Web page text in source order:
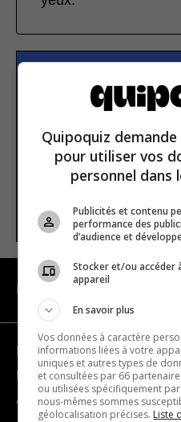
S’inscrire à la
E-mail
NAVIGATION
Devenir partenaire
Nous joindre
À propos
Quipoquiz
pour utiliser vos
personnel dans
Publicités et contenu
performance des
d’audience et
Stocker et/ou accéder
appareil
En savoir plus
Vos données à caractère
informations liées à votre
uniques et autres types de
et consultées par 66
ou utilisées spécifiquement
nous-mêmes sommes
géolocalisation précises. Liste